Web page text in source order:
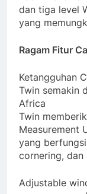
dan tiga level
yang
Ragam Fitur
Ketangguhan
Twin semakin
Africa
Twin
Measurement
yang
cornering, dan
Adjustable